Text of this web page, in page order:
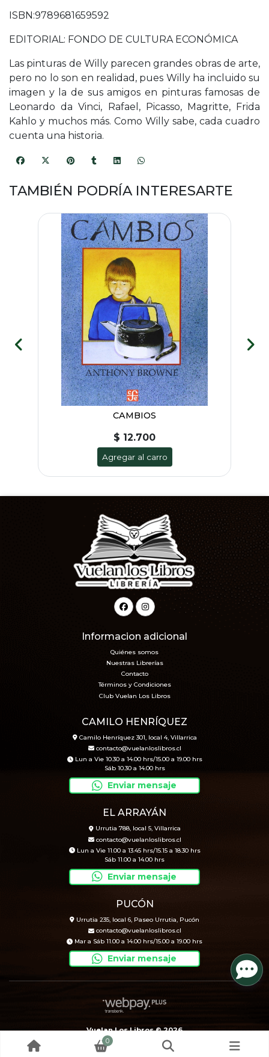
ISBN:9789681659592
EDITORIAL: FONDO DE CULTURA ECONÓMICA
Las pinturas de Willy parecen grandes obras de arte,
pero no lo son en realidad, pues Willy ha incluido su
imagen y la de sus amigos en pinturas famosas de
Leonardo da Vinci, Rafael, Picasso, Magritte, Frida
Kahlo y muchos más. Como Willy sabe, cada cuadro
cuenta una historia.
TAMBIÉN PODRÍA INTERESARTE
CAMBIOS
$ 12.700
Agregar al carro
Informacion adicional
Quiénes somos
Nuestras Librerías
Contacto
Términos y Condiciones
Club Vuelan Los Libros
CAMILO HENRÍQUEZ
Camilo Henríquez 301, local 4, Villarrica
contacto@vuelanloslibros.cl
Lun a Vie 10.30 a 14.00 hrs/15.00 a 19.00 hrs
Sáb 10.30 a 14.00 hrs
Enviar mensaje
EL ARRAYÁN
Urrutia 788, local 5, Villarrica
contacto@vuelanloslibros.cl
Lun a Vie 11.00 a 13.45 hrs/15.15 a 18.30 hrs
Sáb 11.00 a 14.00 hrs
Enviar mensaje
PUCÓN
Urrutia 235, local 6, Paseo Urrutia, Pucón
contacto@vuelanloslibros.cl
Mar a Sáb 11.00 a 14.00 hrs/15.00 a 19.00 hrs
Enviar mensaje
Vuelan Los Libros © 2026
Creado por
Bsale
0